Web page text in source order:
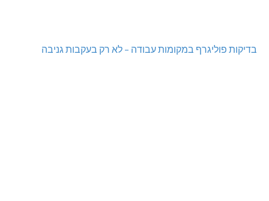
בדיקות פוליגרף במקומות עבודה – לא רק בעקבות גניבה